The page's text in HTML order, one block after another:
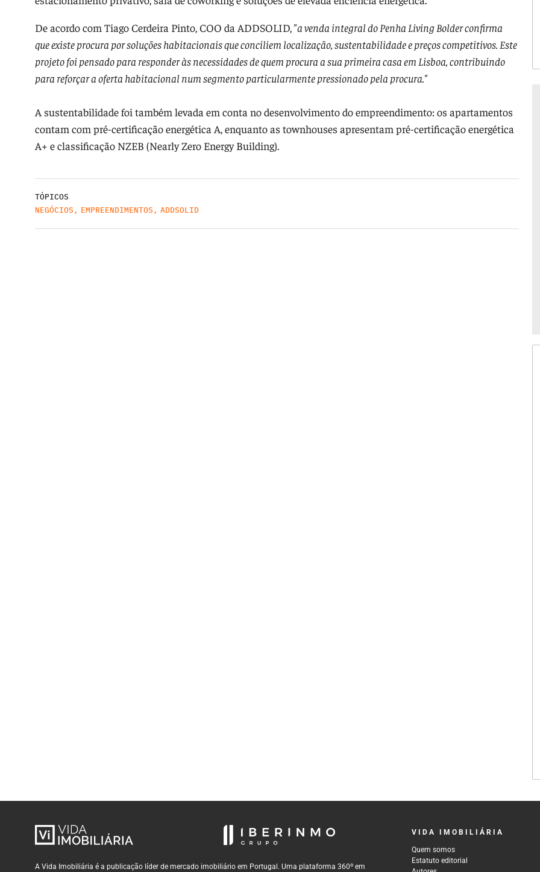
De acordo com Tiago Cerdeira Pinto, COO da ADDSOLID, "a venda integral do Penha Living Bolder confirma
que existe procura por soluções habitacionais que conciliem localização, sustentabilidade e preços competitivos. Este
projeto foi pensado para responder às necessidades de quem procura a sua primeira casa em Lisboa, contribuindo
para reforçar a oferta habitacional num segmento particularmente pressionado pela procura."
A sustentabilidade foi também levada em conta no desenvolvimento do empreendimento: os apartamentos
contam com pré-certificação energética A, enquanto as townhouses apresentam pré-certificação energética
A+ e classificação NZEB (Nearly Zero Energy Building).
TÓPICOS
NEGÓCIOS , EMPREENDIMENTOS , ADDSOLID
A Vida Imobiliária é a publicação líder de mercado imobiliário em Portugal. Uma plataforma 360º em
VIDA IMOBILIÁRIA
Quem somos
Estatuto editorial